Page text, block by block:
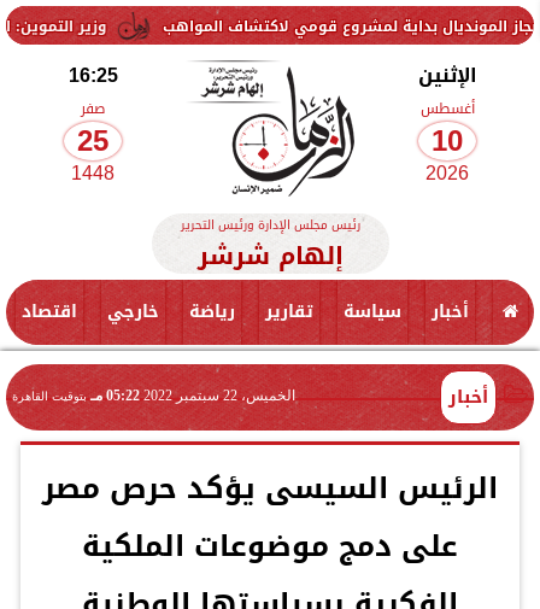
وزير التموين: استمرار بداية لمشروع قومي لاكتشاف المواهب
الإثنين
أغسطس
10
2026
16:25
صفر
25
1448
رئيس مجلس الإدارة ورئيس التحرير
إلهام شرشر
أخبار سياسة تقارير رياضة خارجي اقتصاد
أخبار الخميس، 22 سبتمبر 2022 05:22 مـ بتوقيت القاهرة
الرئيس السيسى يؤكد حرص مصر
على دمج موضوعات الملكية